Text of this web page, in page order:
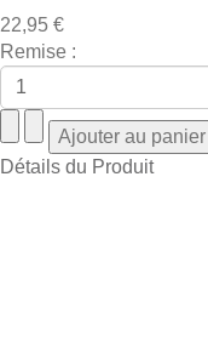
22,95 €
Remise :
Détails du Produit